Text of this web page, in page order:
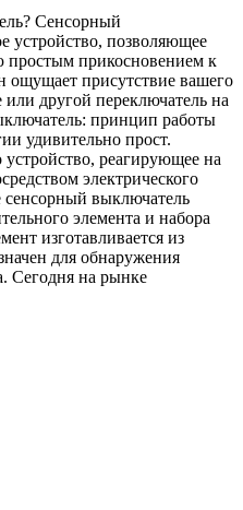
Сенсорный
устройство, позволяющее
простым прикосновением к
ощущает присутствие вашего
или другой переключатель на
принцип работы
удивительно прост.
реагирующее на
электрического
выключатель
элемента и набора
изготавливается из
для обнаружения
Сегодня на рынке